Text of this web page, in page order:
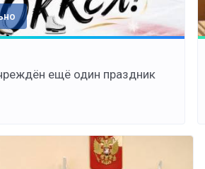
ещё один праздник